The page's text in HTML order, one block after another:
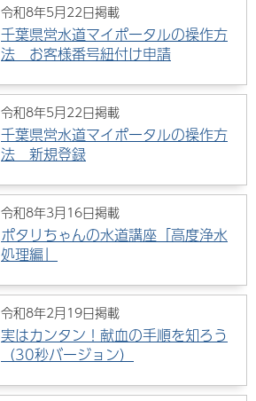
令和8年5月22日掲載
千葉県営水道マイポータルの操作方
法 お客様番号紐付け申請
令和8年5月22日掲載
千葉県営水道マイポータルの操作方
法 新規登録
令和8年3月16日掲載
ポタリちゃんの水道講座「高度浄水
処理編」
令和8年2月19日掲載
実はカンタン！献血の手順を知ろう
（30秒バージョン）